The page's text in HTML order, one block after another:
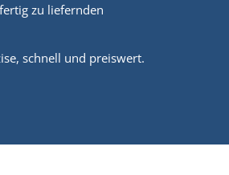
zu liefernden
schnell und preiswert.